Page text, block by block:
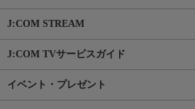
J:COM STREAM
J:COM TVサービスガイド
イベント・プレゼント